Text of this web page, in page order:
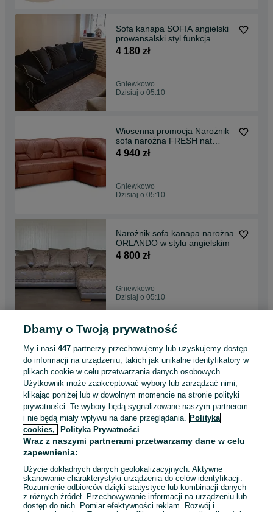
Sofa kanapa SOFIA angielski
prowansalski styl funkcja
spania pojemnik
4 180 zł
Gniewkowo
Dzisiaj o 05:10
Wiosenna promocja Narożnik
sofa narożna FRESH nat
skóra PRODUCENT
4 940 zł
Gniewkowo
Dzisiaj o 05:10
Narożnik sofa kanapa narożna
ORLANDO w stylu angielskim
4 800 zł
Gniewkowo
Dzisiaj o 05:10
Kanapa sofa Orlando angielski
prowansalski styl funkcja
spania
3 050 zł
Gniewkowo
Dzisiaj o 05:10
Kanapa sofa angielski
prowansalski styl funkcja
Gniewkowo
Dzisiaj o 05:10
Dbamy o Twoją prywatność
My i nasi447 partnerzy przechowujemy lub uzyskujemy dostęp
do informacji na urządzeniu, takich jak unikalne identyfikatory w
plikach cookie w celu przetwarzania danych osobowych.
Użytkownik może zaakceptować wybory lub zarządzać nimi,
klikając poniżej lub w dowolnym momencie na stronie polityki
prywatności. Te wybory będą sygnalizowane naszym partnerom
i nie będą miały wpływu na dane przeglądania. Polityka
cookies,
Polityka Prywatności
Wraz z naszymi partnerami przetwarzamy dane w celu
zapewnienia:
Użycie dokładnych danych geolokalizacyjnych. Aktywne
skanowanie charakterystyki urządzenia do celów identyfikacji.
Rozumienie odbiorców dzięki statystyce lub kombinacji danych
z różnych źródeł. Przechowywanie informacji na urządzeniu lub
dostęp do nich. Pomiar efektywności reklam. Rozwój i